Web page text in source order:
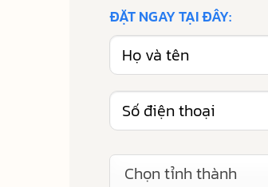
ĐẶT NGAY TẠI ĐÂY:
Chọn tỉnh thành